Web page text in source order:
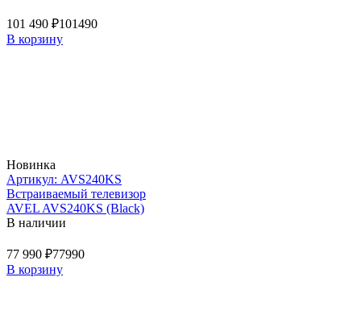
101 490 ₽101490
В корзину
Новинка
Артикул: AVS240KS
Встраиваемый телевизор
AVEL AVS240KS (Black)
В наличии
77 990 ₽77990
В корзину